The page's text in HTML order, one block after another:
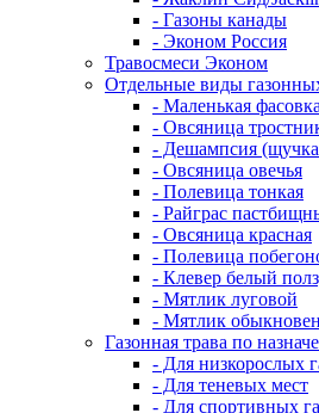
- Газоны канады
- Эконом Россия
Травосмеси Эконом
Отдельные виды
- Маленькая
- Овсяница
- Дешампсия (щучка
- Овсяница овечья
- Полевица тонкая
- Райграс
- Овсяница красная
- Полевица
- Клевер белый
- Мятлик луговой
- Мятлик
Газонная трава по
- Для низкорослых
- Для теневых мест
- Для спортивных